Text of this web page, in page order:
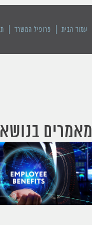
עמוד הבית פרופיל המשרד
מאמרים